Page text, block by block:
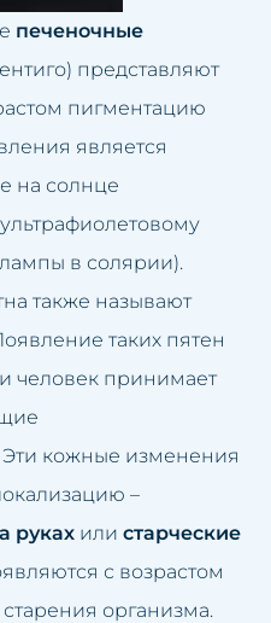
ткани
печеночные
представляют
пигментацию
является
на солнце
в солярии).
также называют
таких пятен
человек принимает
Эти кожные изменения
–
руках или старческие
с возрастом
организма.